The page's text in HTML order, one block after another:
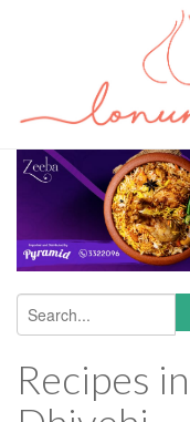
Search form
Recipes in